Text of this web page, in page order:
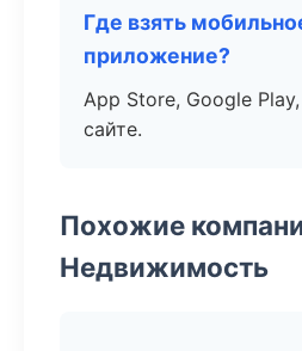
Где взять
приложение?
App Store, Google
сайте.
Похожие
Недвижимость